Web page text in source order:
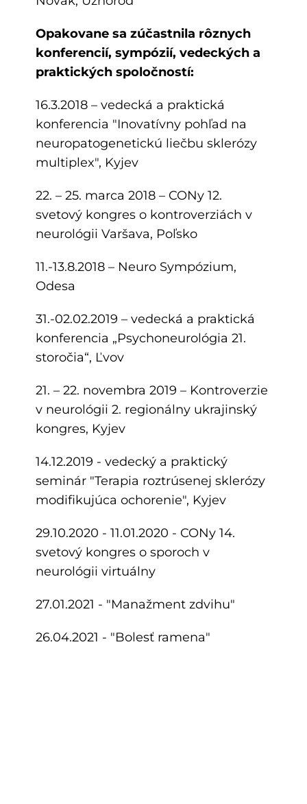
Opakovane sa zúčastnila rôznych
konferencií, sympózií, vedeckých a
praktických spoločností:
16.3.2018 – vedecká a praktická
konferencia "Inovatívny pohľad na
neuropatogenetickú liečbu sklerózy
multiplex", Kyjev
22. – 25. marca 2018 – CONy 12.
svetový kongres o kontroverziách v
neurológii Varšava, Poľsko
11.-13.8.2018 – Neuro Sympózium,
Odesa
31.-02.02.2019 – vedecká a praktická
konferencia „Psychoneurológia 21.
storočia“, Ľvov
21. – 22. novembra 2019 – Kontroverzie
v neurológii 2. regionálny ukrajinský
kongres, Kyjev
14.12.2019 - vedecký a praktický
seminár "Terapia roztrúsenej sklerózy
modifikujúca ochorenie", Kyjev
29.10.2020 - 11.01.2020 - CONy 14.
svetový kongres o sporoch v
neurológii virtuálny
27.01.2021 - "Manažment zdvihu"
26.04.2021 - "Bolesť ramena"